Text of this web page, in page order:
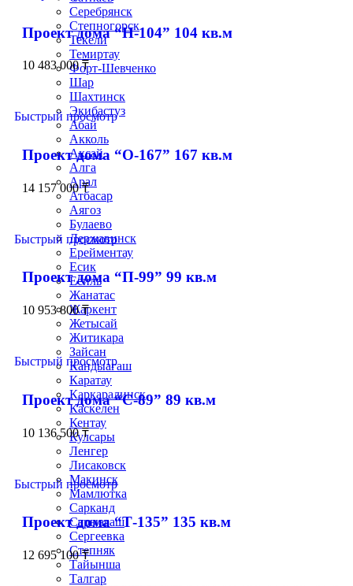
Серебрянск
Степногорск
Текели
Темиртау
Форт-Шевченко
Шар
Шахтинск
Экибастуз
Абай
Акколь
Аксай
Алга
Арал
Атбасар
Аягоз
Булаево
Державинск
Ерейментау
Есик
Есиль
Жанатас
Жаркент
Жетысай
Житикара
Зайсан
Кандыагаш
Каратау
Каркаралинск
Каскелен
Кентау
Кулсары
Ленгер
Лисаковск
Макинск
Мамлютка
Сарканд
Сарыагаш
Сергеевка
Степняк
Тайынша
Талгар
Проект дома “Н-104” 104 кв.м
10 483 000₸
Быстрый просмотр
Проект дома “О-167” 167 кв.м
14 157 000₸
Быстрый просмотр
Проект дома “П-99” 99 кв.м
10 953 800₸
Быстрый просмотр
Проект дома “С-89” 89 кв.м
10 136 500₸
Быстрый просмотр
Проект дома “Т-135” 135 кв.м
12 695 100₸